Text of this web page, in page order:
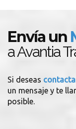
Envía un
a Avantia
Si deseas
un mensaje y te
posible.